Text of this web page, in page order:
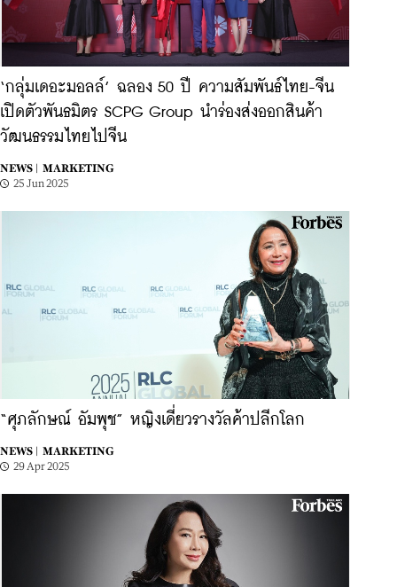
‘กลุ่มเดอะมอลล์’ ฉลอง 50 ปี ความสัมพันธ์ไทย-จีน
เปิดตัวพันธมิตร SCPG Group นำร่องส่งออกสินค้า
วัฒนธรรมไทยไปจีน
NEWS |
MARKETING
25 Jun 2025
“ศุภลักษณ์ อัมพุช” หญิงเดี่ยวรางวัลค้าปลีกโลก
NEWS |
MARKETING
29 Apr 2025